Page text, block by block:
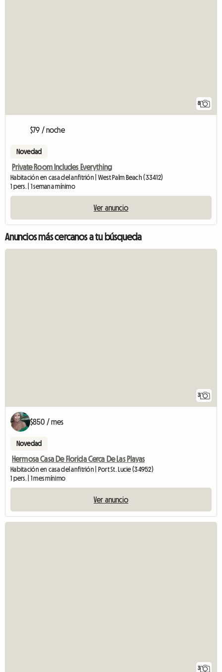
8
$79 / noche
Novedad
Private Room Includes Everything
Habitación en casa del anfitrión | West Palm Beach (33412)
1 pers. | 1 semana mínimo
Ver anuncio
Anuncios más cercanos a tu búsqueda
3
$850 / mes
Novedad
Hermosa Casa De Florida Cerca De Las Playas
Habitación en casa del anfitrión | Port St. Lucie (34952)
1 pers. | 1 mes mínimo
Ver anuncio
3